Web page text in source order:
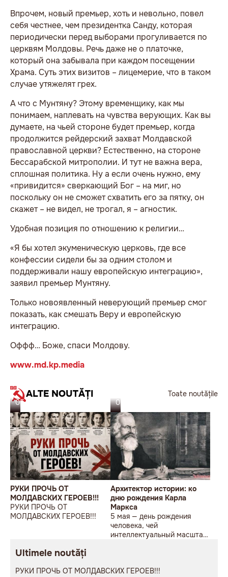
Впрочем, новый премьер, хоть и невольно, повел
себя честнее, чем президентка Санду, которая
периодически перед выборами прогуливается по
церквям Молдовы. Речь даже не о платочке,
который она забывала при каждом посещении
Храма. Суть этих визитов – лицемерие, что в таком
случае утяжелят грех.
А что с Мунтяну? Этому временщику, как мы
понимаем, наплевать на чувства верующих. Как вы
думаете, на чьей стороне будет премьер, когда
продолжится рейдерский захват Молдавской
православной церкви? Естественно, на стороне
Бессарабской митрополии. И тут не важна вера,
сплошная политика. Ну а если очень нужно, ему
«привидится» сверкающий Бог – на миг, но
поскольку он не сможет схватить его за пятку, он
скажет – не видел, не трогал, я – агностик.
Удобная позиция по отношению к религии…
«Я бы хотел экуменическую церковь, где все
конфессии сидели бы за одним столом и
поддерживали нашу европейскую интеграцию»,
заявил премьер Мунтяну.
Только новоявленный неверующий премьер смог
показать, как смешать Веру и европейскую
интеграцию.
Оффф… Боже, спаси Молдову.
www.md.kp.media
ALTE NOUTĂȚI
Toate noutățile
05.08.26
РУКИ ПРОЧЬ ОТ
МОЛДАВСКИХ ГЕРОЕВ!!!
РУКИ ПРОЧЬ ОТ
МОЛДАВСКИХ ГЕРОЕВ!!!
05.08.26
Архитектор истории: ко
дню рождения Карла
Маркса
5 мая — день рождения
человека, чей
интеллектуальный масштаб
Ultimele noutăți
РУКИ ПРОЧЬ ОТ МОЛДАВСКИХ ГЕРОЕВ!!!